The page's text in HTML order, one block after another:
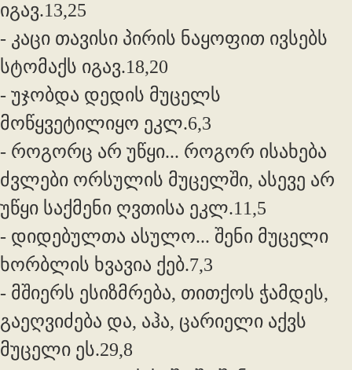
იგავ.13,25
- კაცი თავისი პირის ნაყოფით ივსებს
სტომაქს იგავ.18,20
- უჯობდა დედის მუცელს
მოწყვეტილიყო ეკლ.6,3
- როგორც არ უწყი... როგორ ისახება
ძვლები ორსულის მუცელში, ასევე არ
უწყი საქმენი ღვთისა ეკლ.11,5
- დიდებულთა ასულო... შენი მუცელი
ხორბლის ხვავია ქებ.7,3
- მშიერს ესიზმრება, თითქოს ჭამდეს,
გაეღვიძება და, აჰა, ცარიელი აქვს
მუცელი ეს.29,8